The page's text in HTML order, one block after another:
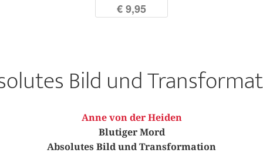
€ 9,95
Bild und
Anne von der Heiden
Blutiger Mord
Absolutes Bild und Transformation